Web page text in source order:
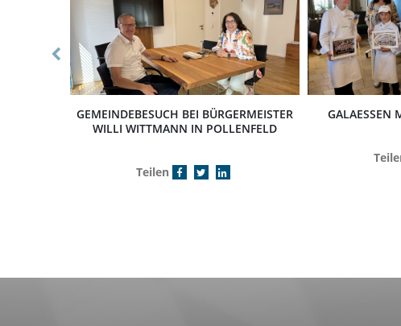
GEMEINDEBESUCH BEI BÜRGERMEISTER
WILLI WITTMANN IN POLLENFELD
Teilen
GALAESSEN